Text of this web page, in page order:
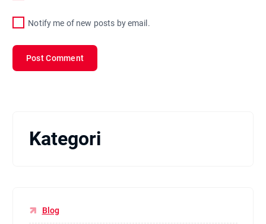
Notify me of new posts by email.
Kategori
Blog